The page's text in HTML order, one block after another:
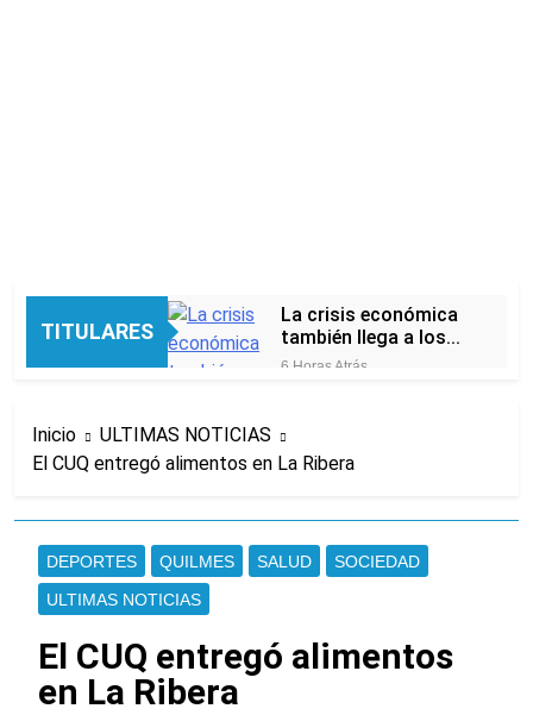
TITULARES
La crisis económica
también llega a los
templos: casi la
alimentos, dinero o
trabajo
6 Horas Atrás
12 Horas Atrás
Lionel Messi llegará a
despedir a su padre
Jorge Messi
12 Horas Atrás
Murió Jorge Messi,
padre de Lionel
imputado
formalmente por
Inicio
ULTIMAS NOTICIAS
El CUQ entregó alimentos en La Ribera
DEPORTES QUILMES SALUD
SOCIEDAD
ULTIMAS NOTICIAS
El CUQ entregó alimentos
en La Ribera